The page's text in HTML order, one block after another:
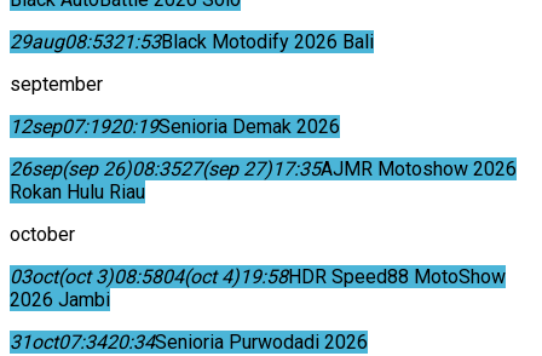
29aug08:5321:53Black Motodify 2026 Bali
september
12sep07:1920:19Senioria Demak 2026
26sep(sep 26)08:3527(sep 27)17:35AJMR Motoshow 2026
Rokan Hulu Riau
october
03oct(oct 3)08:5804(oct 4)19:58HDR Speed88 MotoShow
2026 Jambi
31oct07:3420:34Senioria Purwodadi 2026